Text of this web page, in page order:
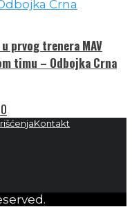
prvog trenera MAV
timu – Odbojka Crna
0
Kontakt